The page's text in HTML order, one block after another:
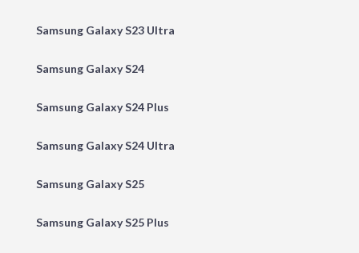
Samsung Galaxy S23 Ultra
Samsung Galaxy S24
Samsung Galaxy S24 Plus
Samsung Galaxy S24 Ultra
Samsung Galaxy S25
Samsung Galaxy S25 Plus